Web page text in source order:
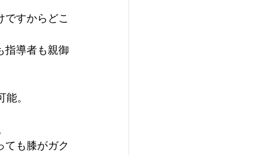
ですからどこ
指導者も親御
。
ても膝がガク